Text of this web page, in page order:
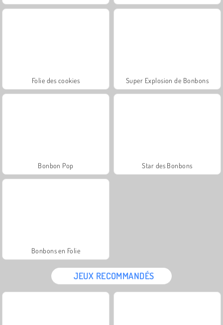
Folie des cookies Super Explosion de Bonbons
Bonbon Pop Star des Bonbons
Bonbons en Folie
JEUX RECOMMANDÉS